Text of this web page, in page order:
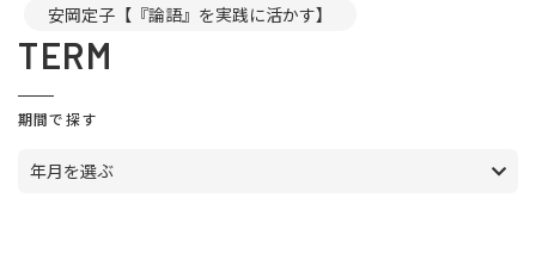
安岡定子【『論語』を実践に活かす】
TERM
期間で探す
年月を選ぶ